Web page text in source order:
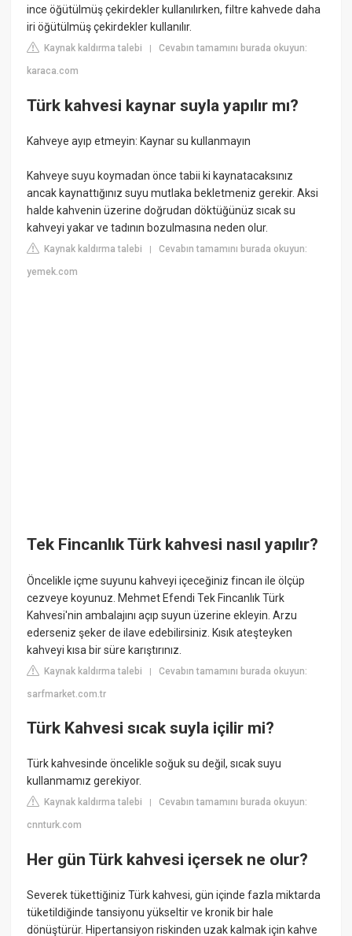
ince öğütülmüş çekirdekler kullanılırken, filtre kahvede daha
iri öğütülmüş çekirdekler kullanılır.
Kaynak kaldırma talebi |Cevabın tamamını burada okuyun:
karaca.com
Türk kahvesi kaynar suyla yapılır mı?
Kahveye ayıp etmeyin: Kaynar su kullanmayın
Kahveye suyu koymadan önce tabii ki kaynatacaksınız
ancak kaynattığınız suyu mutlaka bekletmeniz gerekir. Aksi
halde kahvenin üzerine doğrudan döktüğünüz sıcak su
kahveyi yakar ve tadının bozulmasına neden olur.
Kaynak kaldırma talebi |Cevabın tamamını burada okuyun:
yemek.com
Tek Fincanlık Türk kahvesi nasıl yapılır?
Öncelikle içme suyunu kahveyi içeceğiniz fincan ile ölçüp
cezveye koyunuz. Mehmet Efendi Tek Fincanlık Türk
Kahvesi'nin ambalajını açıp suyun üzerine ekleyin. Arzu
ederseniz şeker de ilave edebilirsiniz. Kısık ateşteyken
kahveyi kısa bir süre karıştırınız.
Kaynak kaldırma talebi |Cevabın tamamını burada okuyun:
sarfmarket.com.tr
Türk Kahvesi sıcak suyla içilir mi?
Türk kahvesinde öncelikle soğuk su değil, sıcak suyu
kullanmamız gerekiyor.
Kaynak kaldırma talebi |Cevabın tamamını burada okuyun:
cnnturk.com
Her gün Türk kahvesi içersek ne olur?
Severek tükettiğiniz Türk kahvesi, gün içinde fazla miktarda
tüketildiğinde tansiyonu yükseltir ve kronik bir hale
dönüştürür. Hipertansiyon riskinden uzak kalmak için kahve